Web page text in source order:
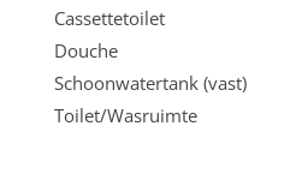
Cassettetoilet
Douche
Schoonwatertank (vast)
Toilet/Wasruimte